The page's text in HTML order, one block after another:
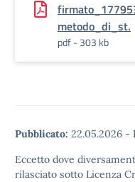
metodo_di_st.
pdf - 303 kb
Pubblicato: 22.05.2026 -
Eccetto dove
rilasciato sotto Licenza